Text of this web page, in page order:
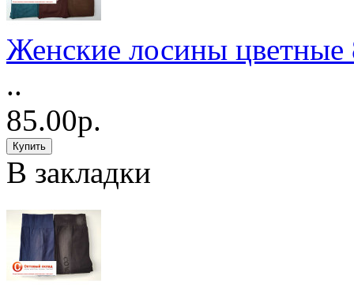
Женские лосины цветные
..
85.00р.
В закладки